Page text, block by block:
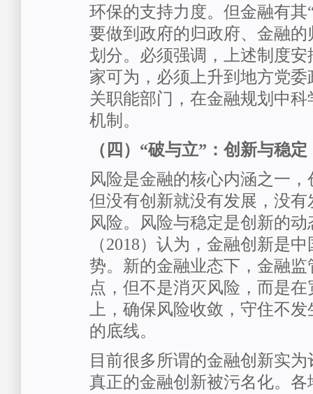
环保的支持力度。但金融有其
要做到政府的归政府、金融
划分。必须强调，上述制度
家可为，必须上升到地方党
关职能部门，在金融规划中
机制。
（四）“破与立”：创新与稳定
风险是金融的核心内涵之一
但没有创新就没有发展，没
风险。风险与稳定是创新的
（2018）认为，金融创新是
势。新的金融业态下，金融
点，但不是消灭风险，而是
上，确保风险收敛，守住不
的底线。
目前很多所谓的金融创新实
真正的金融创新被污名化。